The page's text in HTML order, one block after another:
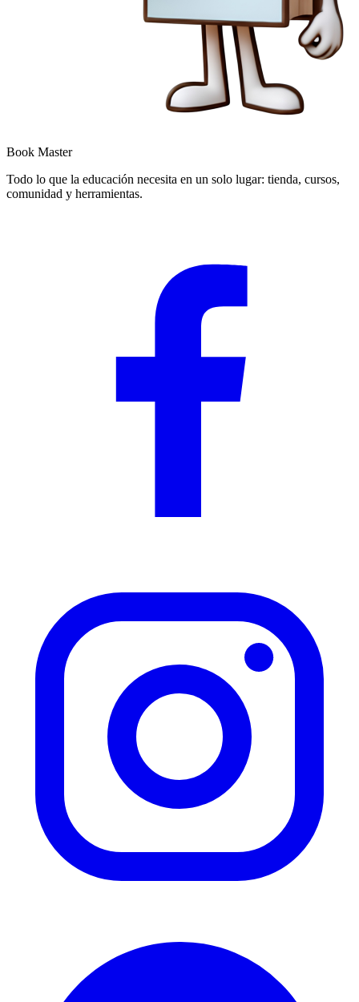
Book Master
Todo lo que la educación necesita en un solo lugar: tienda, cursos,
comunidad y herramientas.